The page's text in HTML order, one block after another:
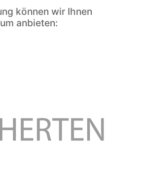
können wir Ihnen
anbieten: